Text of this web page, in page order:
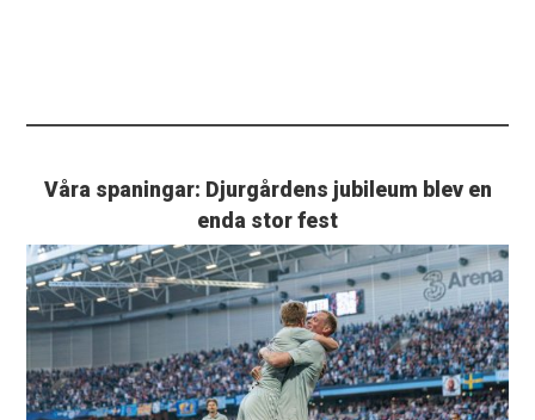
Våra spaningar: Djurgårdens jubileum blev en
enda stor fest